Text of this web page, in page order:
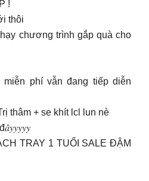
!
thôi
chương trình gắp quà cho
phí vẫn đang tiếp diễn
thâm + se khít lcl lun nè
TRAY 1 TUỔI SALE ĐẬM